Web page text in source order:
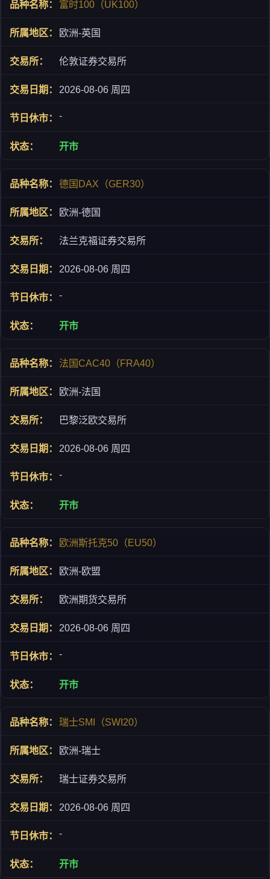
富时100（UK100）
欧洲-英国
伦敦证券交易所
2026-08-06 周四
-
开市
德国DAX（GER30）
欧洲-德国
法兰克福证券交易所
2026-08-06 周四
-
开市
法国CAC40（FRA40）
欧洲-法国
巴黎泛欧交易所
2026-08-06 周四
-
开市
欧洲斯托克50（EU50）
欧洲-欧盟
欧洲期货交易所
2026-08-06 周四
-
开市
瑞士SMI（SWI20）
欧洲-瑞士
瑞士证券交易所
2026-08-06 周四
-
开市